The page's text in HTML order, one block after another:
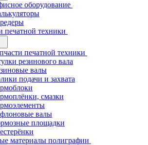
оборудование
печатной техники
печатной техники
резинового вала
валы
подачи и захвата
смазки
валы
площадки
материалы полиграфии